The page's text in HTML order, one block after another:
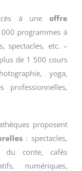
à une offre
programmes à
spectacles, etc. –
de 1 500 cours
yoga,
professionnelles,
proposent
: spectacles,
du conte, cafés
numériques,